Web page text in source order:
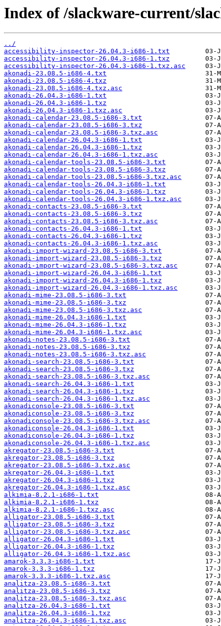
Index of /slackware-current/
../
accessibility-inspector-26.04.3-i686-1.txt
accessibility-inspector-26.04.3-i686-1.txz
accessibility-inspector-26.04.3-i686-1.txz.asc
akonadi-23.08.5-i686-4.txt
akonadi-23.08.5-i686-4.txz
akonadi-23.08.5-i686-4.txz.asc
akonadi-26.04.3-i686-1.txt
akonadi-26.04.3-i686-1.txz
akonadi-26.04.3-i686-1.txz.asc
akonadi-calendar-23.08.5-i686-3.txt
akonadi-calendar-23.08.5-i686-3.txz
akonadi-calendar-23.08.5-i686-3.txz.asc
akonadi-calendar-26.04.3-i686-1.txt
akonadi-calendar-26.04.3-i686-1.txz
akonadi-calendar-26.04.3-i686-1.txz.asc
akonadi-calendar-tools-23.08.5-i686-3.txt
akonadi-calendar-tools-23.08.5-i686-3.txz
akonadi-calendar-tools-23.08.5-i686-3.txz.asc
akonadi-calendar-tools-26.04.3-i686-1.txt
akonadi-calendar-tools-26.04.3-i686-1.txz
akonadi-calendar-tools-26.04.3-i686-1.txz.asc
akonadi-contacts-23.08.5-i686-3.txt
akonadi-contacts-23.08.5-i686-3.txz
akonadi-contacts-23.08.5-i686-3.txz.asc
akonadi-contacts-26.04.3-i686-1.txt
akonadi-contacts-26.04.3-i686-1.txz
akonadi-contacts-26.04.3-i686-1.txz.asc
akonadi-import-wizard-23.08.5-i686-3.txt
akonadi-import-wizard-23.08.5-i686-3.txz
akonadi-import-wizard-23.08.5-i686-3.txz.asc
akonadi-import-wizard-26.04.3-i686-1.txt
akonadi-import-wizard-26.04.3-i686-1.txz
akonadi-import-wizard-26.04.3-i686-1.txz.asc
akonadi-mime-23.08.5-i686-3.txt
akonadi-mime-23.08.5-i686-3.txz
akonadi-mime-23.08.5-i686-3.txz.asc
akonadi-mime-26.04.3-i686-1.txt
akonadi-mime-26.04.3-i686-1.txz
akonadi-mime-26.04.3-i686-1.txz.asc
akonadi-notes-23.08.5-i686-3.txt
akonadi-notes-23.08.5-i686-3.txz
akonadi-notes-23.08.5-i686-3.txz.asc
akonadi-search-23.08.5-i686-3.txt
akonadi-search-23.08.5-i686-3.txz
akonadi-search-23.08.5-i686-3.txz.asc
akonadi-search-26.04.3-i686-1.txt
akonadi-search-26.04.3-i686-1.txz
akonadi-search-26.04.3-i686-1.txz.asc
akonadiconsole-23.08.5-i686-3.txt
akonadiconsole-23.08.5-i686-3.txz
akonadiconsole-23.08.5-i686-3.txz.asc
akonadiconsole-26.04.3-i686-1.txt
akonadiconsole-26.04.3-i686-1.txz
akonadiconsole-26.04.3-i686-1.txz.asc
akregator-23.08.5-i686-3.txt
akregator-23.08.5-i686-3.txz
akregator-23.08.5-i686-3.txz.asc
akregator-26.04.3-i686-1.txt
akregator-26.04.3-i686-1.txz
akregator-26.04.3-i686-1.txz.asc
alkimia-8.2.1-i686-1.txt
alkimia-8.2.1-i686-1.txz
alkimia-8.2.1-i686-1.txz.asc
alligator-23.08.5-i686-3.txt
alligator-23.08.5-i686-3.txz
alligator-23.08.5-i686-3.txz.asc
alligator-26.04.3-i686-1.txt
alligator-26.04.3-i686-1.txz
alligator-26.04.3-i686-1.txz.asc
amarok-3.3.3-i686-1.txt
amarok-3.3.3-i686-1.txz
amarok-3.3.3-i686-1.txz.asc
analitza-23.08.5-i686-3.txt
analitza-23.08.5-i686-3.txz
analitza-23.08.5-i686-3.txz.asc
analitza-26.04.3-i686-1.txt
analitza-26.04.3-i686-1.txz
analitza-26.04.3-i686-1.txz.asc